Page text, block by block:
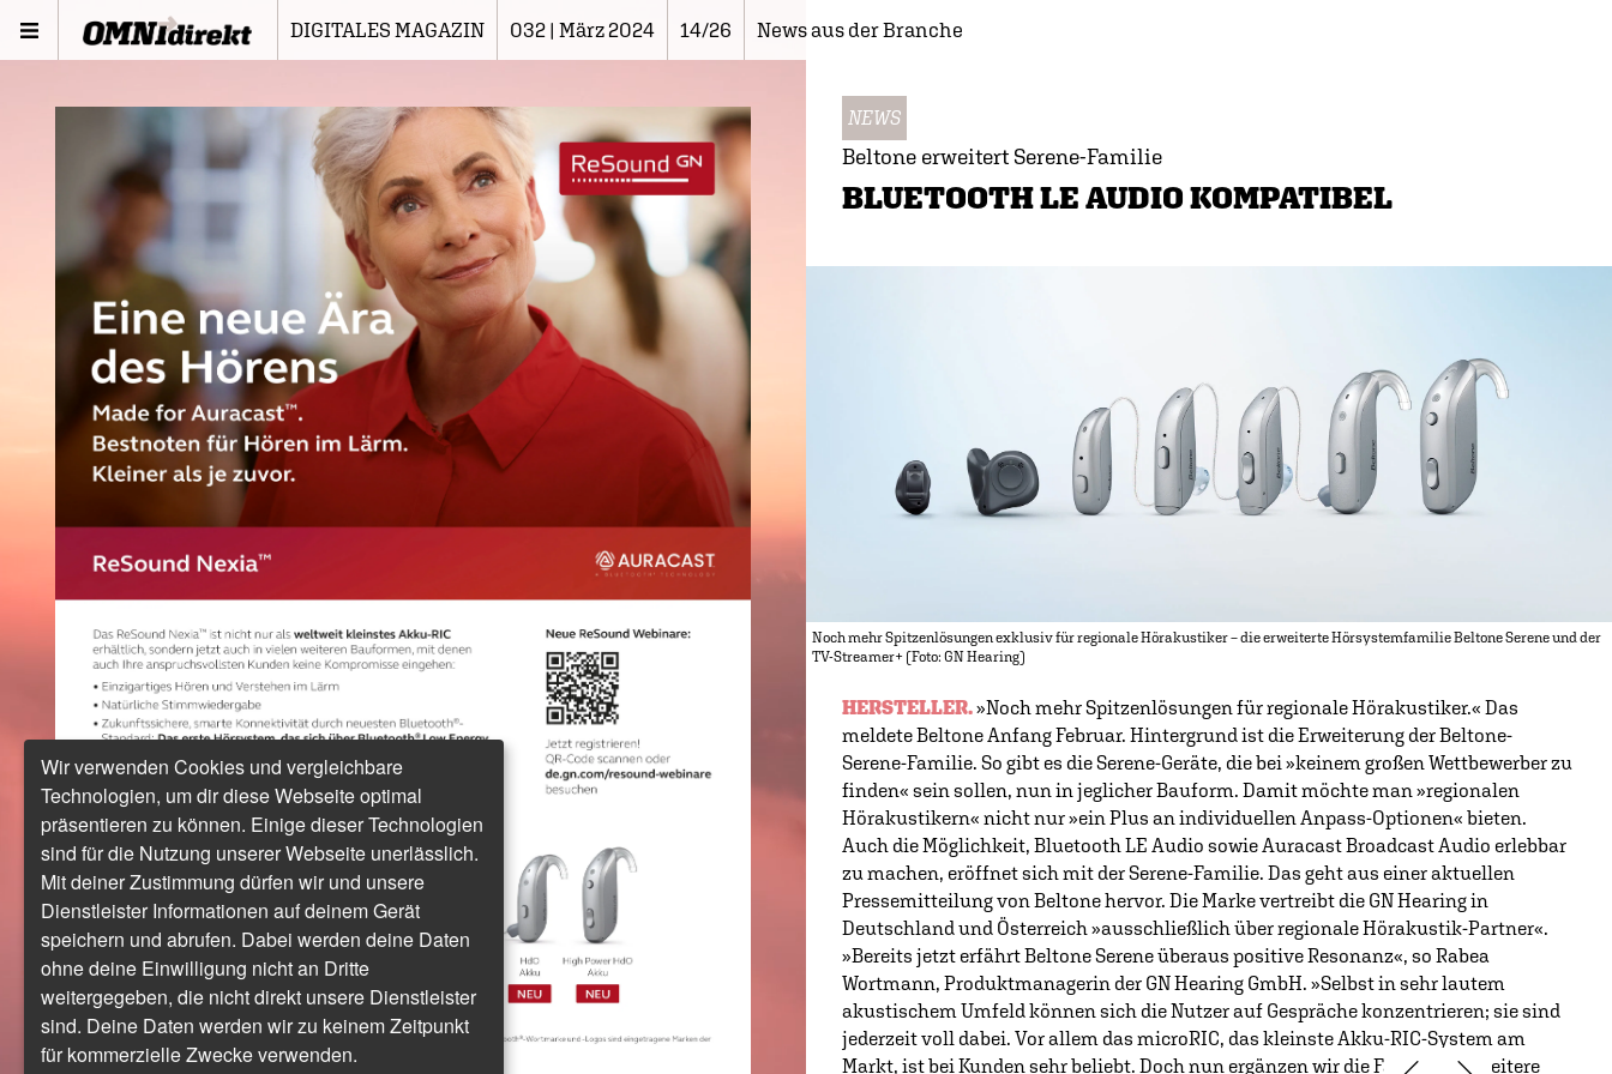
DIGITALES MAGAZIN 032 | März 2024 14/26 News aus der Branche
NEWS
Beltone erweitert Serene-Familie
BLUETOOTH LE AUDIO KOMPATIBEL
Noch mehr Spitzenlösungen exklusiv für regionale Hörakustiker – die erweiterte Hörsystemfamilie Beltone Serene und der
TV-Streamer+ (Foto: GN Hearing)
HERSTELLER.»Noch mehr Spitzenlösungen für regionale Hörakustiker.« Das
meldete Beltone Anfang Februar. Hintergrund ist die Erweiterung der Beltone-
Serene-Familie. So gibt es die Serene-Geräte, die bei »keinem großen Wettbewerber zu
finden« sein sollen, nun in jeglicher Bauform. Damit möchte man »regionalen
Hörakustikern« nicht nur »ein Plus an individuellen Anpass-Optionen« bieten.
Auch die Möglichkeit, Bluetooth LE Audio sowie Auracast Broadcast Audio erlebbar
zu machen, eröffnet sich mit der Serene-Familie. Das geht aus einer aktuellen
Pressemitteilung von Beltone hervor. Die Marke vertreibt die GN Hearing in
Deutschland und Österreich »ausschließlich über regionale Hörakustik-Partner«.
»Bereits jetzt erfährt Beltone Serene überaus positive Resonanz«, so Rabea
Wortmann, Produktmanagerin der GN Hearing GmbH. »Selbst in sehr lautem
akustischem Umfeld können sich die Nutzer auf Gespräche konzentrieren; sie sind
jederzeit voll dabei. Vor allem das microRIC, das kleinste Akku-RIC-System am
Markt, ist bei Kunden sehr beliebt. Doch nun ergänzen wir die Familie um weitere
Wir verwenden Cookies und vergleichbare
Technologien, um dir diese Webseite optimal
präsentieren zu können. Einige dieser Technologien
sind für die Nutzung unserer Webseite unerlässlich.
Mit deiner Zustimmung dürfen wir und unsere
Dienstleister Informationen auf deinem Gerät
speichern und abrufen. Dabei werden deine Daten
ohne deine Einwilligung nicht an Dritte
weitergegeben, die nicht direkt unsere Dienstleister
sind. Deine Daten werden wir zu keinem Zeitpunkt
für kommerzielle Zwecke verwenden.